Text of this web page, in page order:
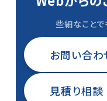
些細なことで
お問い合わ
見積り相談